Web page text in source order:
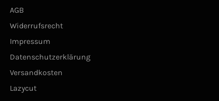
AGB
Widerrufsrecht
Impressum
Datenschutzerklärung
Versandkosten
Lazycut